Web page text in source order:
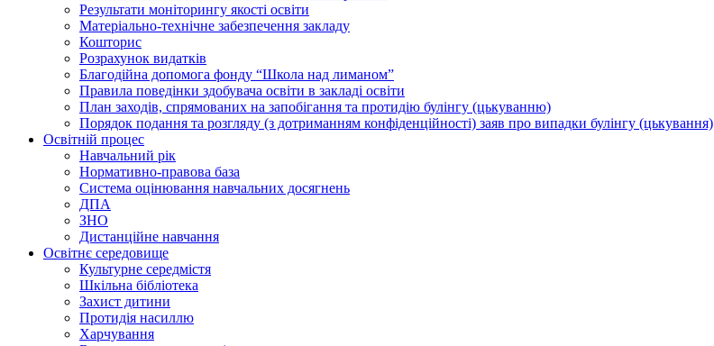
Результати моніторингу якості освіти
Матеріально-технічне забезпечення закладу
Кошторис
Розрахунок видатків
Благодійна допомога фонду “Школа над лиманом”
Правила поведінки здобувача освіти в закладі освіти
План заходів, спрямованих на запобігання та протидію булінгу (цькуванню)
Порядок подання та розгляду (з дотриманням конфіденційності) заяв про випадки булінгу (цькування)
Освітній процес
Навчальний рік
Нормативно-правова база
Система оцінювання навчальних досягнень
ДПА
ЗНО
Дистанційне навчання
Освітнє середовище
Культурне середмістя
Шкільна бібліотека
Захист дитини
Протидія насиллю
Харчування